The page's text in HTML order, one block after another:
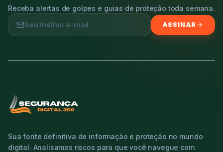
Receba alertas de golpes e guias de proteção toda semana.
ASSINAR
Sua fonte definitiva de informação e proteção no mundo
digital. Analisamos riscos para que você navegue com